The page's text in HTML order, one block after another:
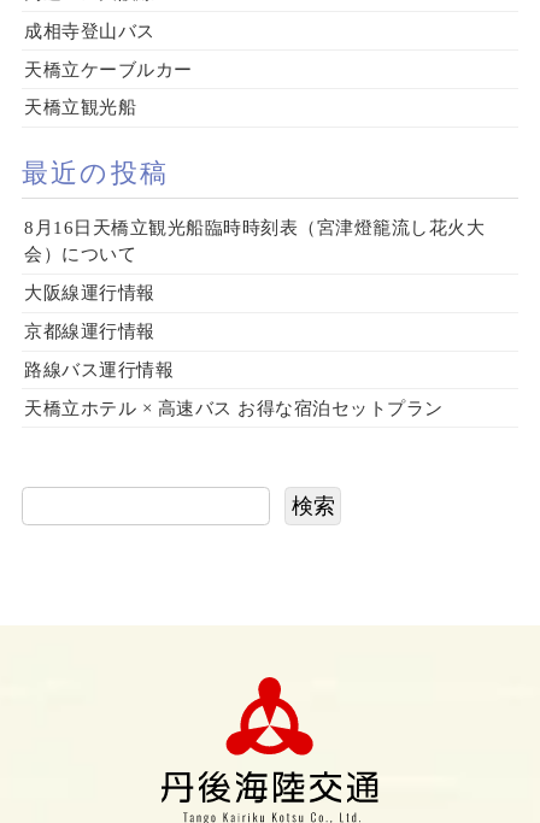
成相寺登山バス
天橋立ケーブルカー
天橋立観光船
最近の投稿
8月16日天橋立観光船臨時時刻表（宮津燈籠流し花火大
会）について
大阪線運行情報
京都線運行情報
路線バス運行情報
天橋立ホテル × 高速バス お得な宿泊セットプラン
検索